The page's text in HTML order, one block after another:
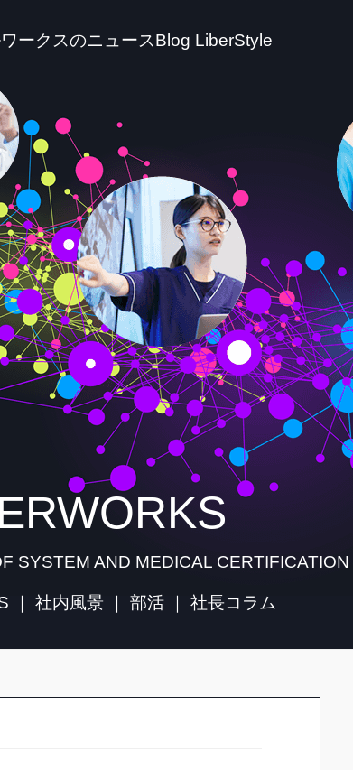
ークスのニュースBlog LiberStyle
SYSTEM AND MEDICAL CERTIFICATION
社内風景 部活｜ 社長コラム